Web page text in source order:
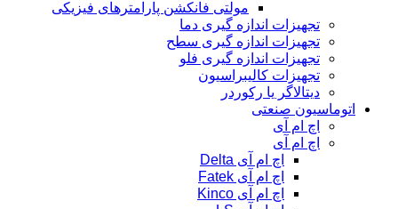
مولتی فانکشن پارامترهای فیزیکی
تجهیزات اندازه گیری دما
تجهیزات اندازه گیری سطح
تجهیزات اندازه گیری فلو
تجهیزات کالیبراسیون
دیتالاگر یا رکوردر
اتوماسیون صنعتی
اچ ام آی
اچ ام آی
اچ ام آی Delta
اچ ام آی Fatek
اچ ام آی Kinco